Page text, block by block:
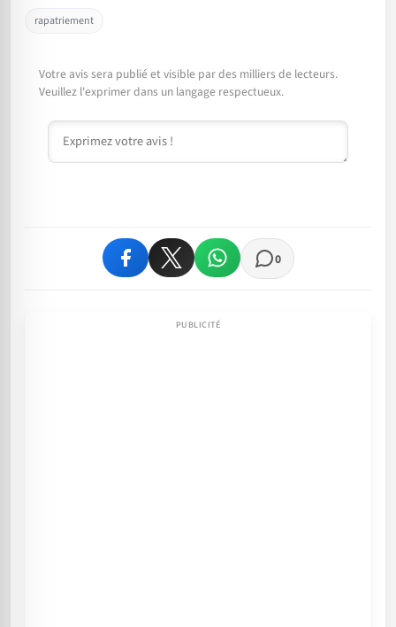
rapatriement
Votre avis sera publié et visible par des milliers de lecteurs.
Veuillez l'exprimer dans un langage respectueux.
Commentaire
0